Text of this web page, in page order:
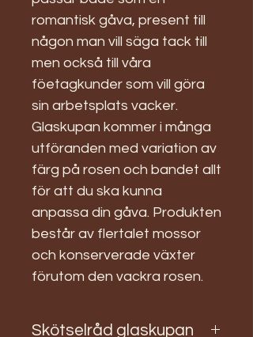
romantisk gåva, present till
någon man vill säga tack till
men också till våra
föetagkunder som vill göra
sin arbetsplats vacker.
Glaskupan kommer i många
utföranden med variation av
färg på rosen och bandet allt
för att du ska kunna
anpassa din gåva. Produkten
består av flertalet mossor
och konserverade växter
förutom den vackra rosen.
Skötselråd glaskupan